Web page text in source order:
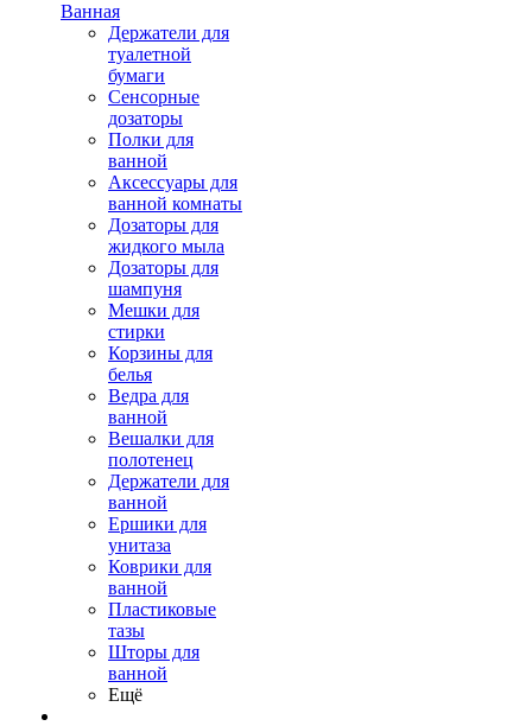
Ванная
Держатели для
туалетной
бумаги
Сенсорные
дозаторы
Полки для
ванной
Аксессуары для
ванной комнаты
Дозаторы для
жидкого мыла
Дозаторы для
шампуня
Мешки для
стирки
Корзины для
белья
Ведра для
ванной
Вешалки для
полотенец
Держатели для
ванной
Ершики для
унитаза
Коврики для
ванной
Пластиковые
тазы
Шторы для
ванной
Ещё